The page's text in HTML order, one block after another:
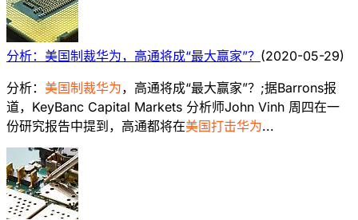
分析：美国制裁华为，高通将成“最大赢家”？ (2020-05-29)
分析： 美国制裁华为，高通将成“最大赢家”？;据Barrons报
道，KeyBanc Capital Markets 分析师John Vinh 周四在一
份研究报告中提到，高通都将在美国打击华为...